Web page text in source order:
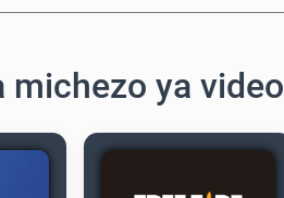
michezo ya video